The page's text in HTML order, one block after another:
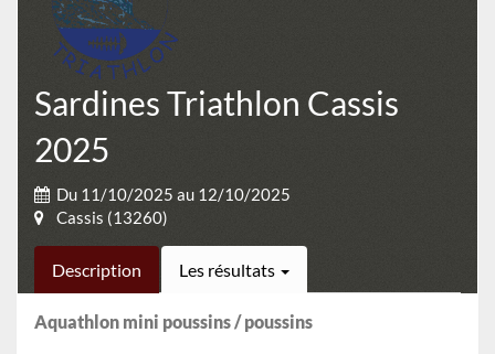
Sardines Triathlon Cassis
2025
Du 11/10/2025 au 12/10/2025
Cassis (13260)
Description Les résultats
Aquathlon mini poussins / poussins